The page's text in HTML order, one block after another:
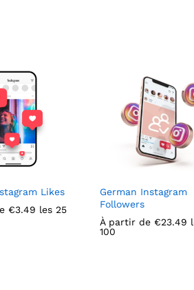
Likes
€3.49 les 25
€3.49
German Instagram
Followers
À partir de €23.49
100
€23.49